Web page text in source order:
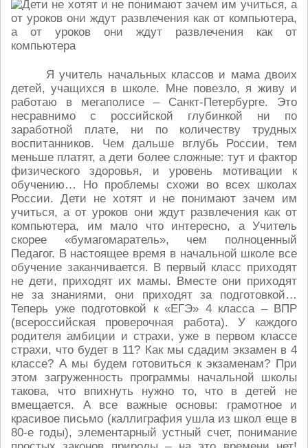
Я учитель начальных классов и мама двоих
детей, учащихся в школе. Мне повезло, я живу и
работаю в мегаполисе – Санкт-Петербурге. Это
несравнимо с российской глубинкой ни по
заработной плате, ни по количеству трудных
воспитанников. Чем дальше вглубь России, тем
меньше платят, а дети более сложные: тут и фактор
физического здоровья, и уровень мотивации к
обучению… Но проблемы схожи во всех школах
России. Дети не хотят и не понимают зачем им
учиться, а от уроков они ждут развлечения как от
компьютера, им мало что интересно, а Учитель
скорее «бумагомаратель», чем полноценный
Педагог. В настоящее время в начальной школе все
обучение заканчивается. В первый класс приходят
не дети, приходят их мамы. Вместе они приходят
не за знаниями, они приходят за подготовкой…
Теперь уже подготовкой к «ЕГЭ» 4 класса – ВПР
(всероссийская проверочная работа). У каждого
родителя амбиции и страхи, уже в первом классе
страхи, что будет в 11? Как мы сдадим экзамен в 4
классе? А мы будем готовиться к экзаменам? При
этом загруженность программы начальной школы
такова, что впихнуть нужно то, что в детей не
вмещается. А все важные основы: грамотное и
красивое письмо (каллиграфия ушла из школ еще в
80-е годы), элементарный устный счет, понимание